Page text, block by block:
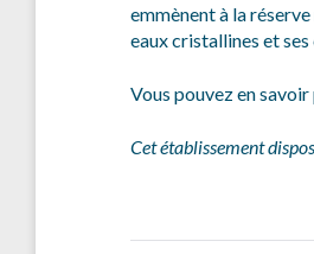
emmènent à la
eaux cristallines et
Vous pouvez en
Cet établissement